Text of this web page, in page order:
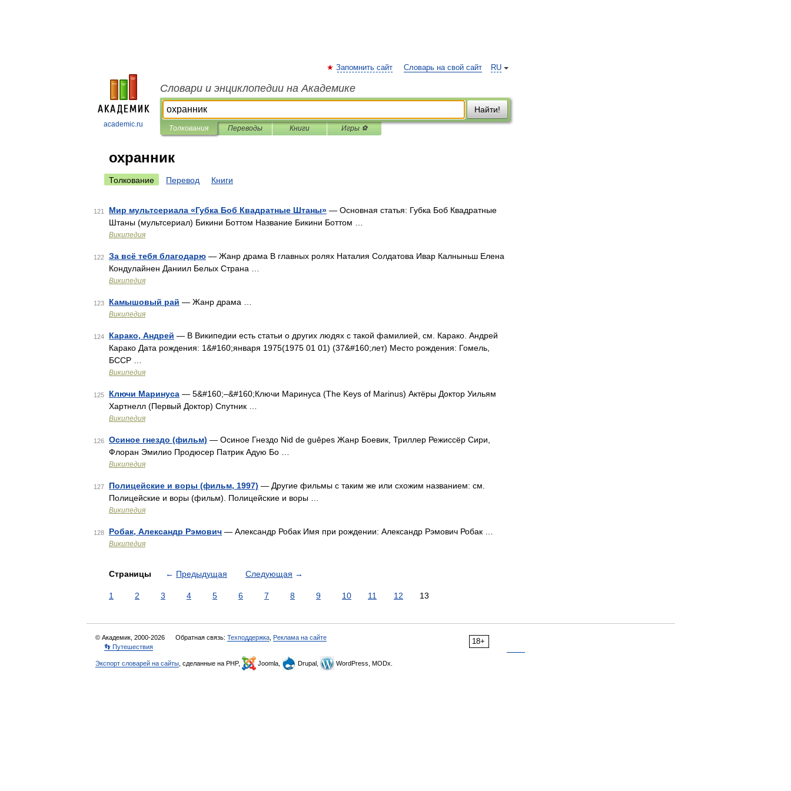
academic.ru
RU
Запомнить сайт Словарь на свой сайт
Словари и энциклопедии на Академике
Найти!
Толкования Переводы Книги Игры ⚽
охранник
Толкование Перевод Книги
121 Мир мультсериала «Губка Боб Квадратные Штаны» — Основная статья: Губка Боб Квадратные
Штаны (мультсериал) Бикини Боттом Название Бикини Боттом …
Википедия
122 За всё тебя благодарю — Жанр драма В главных ролях Наталия Солдатова Ивар Калныньш Елена
Кондулайнен Даниил Белых Страна …
Википедия
123 Камышовый рай — Жанр драма …
Википедия
124 Карако, Андрей — В Википедии есть статьи о других людях с такой фамилией, см. Карако. Андрей
Карако Дата рождения: 1&#160;января 1975(1975 01 01) (37&#160;лет) Место рождения: Гомель,
БССР …
Википедия
125 Ключи Маринуса — 5&#160;–&#160;Ключи Маринуса (The Keys of Marinus) Актёры Доктор Уильям
Хартнелл (Первый Доктор) Спутник …
Википедия
126 Осиное гнездо (фильм) — Осиное Гнездо Nid de guêpes Жанр Боевик, Триллер Режиссёр Сири,
Флоран Эмилио Продюсер Патрик Адую Бо …
Википедия
127 Полицейские и воры (фильм, 1997) — Другие фильмы с таким же или схожим названием: см.
Полицейские и воры (фильм). Полицейские и воры …
Википедия
128 Робак, Александр Рэмович — Александр Робак Имя при рождении: Александр Рэмович Робак …
Википедия
Страницы ← Предыдущая Следующая →
1 2 3 4 5 6 7 8 9 10 11 12 13
18+
© Академик, 2000-2026 Обратная связь: Техподдержка Реклама на сайте
👣 Путешествия
Экспорт словарей на сайты , сделанные на PHP, Joomla, Drupal, WordPress, MODx.